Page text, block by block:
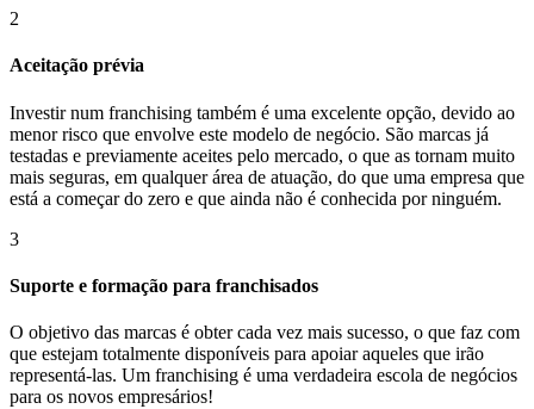
2
Aceitação prévia
Investir num franchising também é uma excelente opção, devido ao
menor risco que envolve este modelo de negócio. São marcas já
testadas e previamente aceites pelo mercado, o que as tornam muito
mais seguras, em qualquer área de atuação, do que uma empresa que
está a começar do zero e que ainda não é conhecida por ninguém.
3
Suporte e formação para franchisados
O objetivo das marcas é obter cada vez mais sucesso, o que faz com
que estejam totalmente disponíveis para apoiar aqueles que irão
representá-las. Um franchising é uma verdadeira escola de negócios
para os novos empresários!